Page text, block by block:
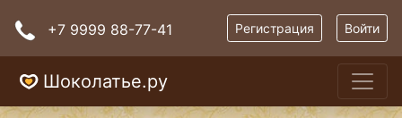
+7 9999 88-77-41 Регистрация Войти
Шоколатье.ру